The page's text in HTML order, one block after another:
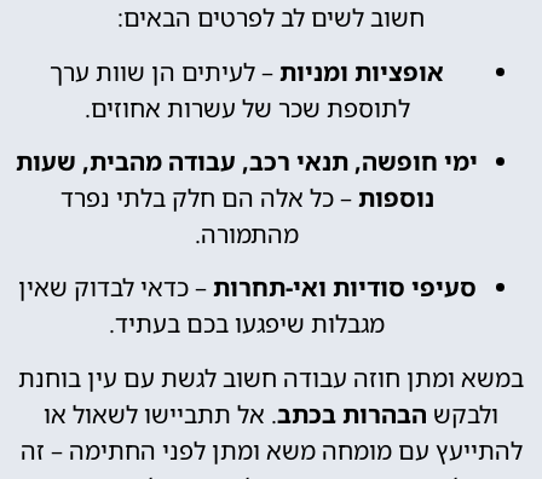
חשוב לשים לב לפרטים הבאים:
אופציות ומניות– לעיתים הן שוות ערך
לתוספת שכר של עשרות אחוזים.
ימי חופשה, תנאי רכב, עבודה מהבית, שעות
נוספות– כל אלה הם חלק בלתי נפרד
מהתמורה.
סעיפי סודיות ואי-תחרות– כדאי לבדוק שאין
מגבלות שיפגעו בכם בעתיד.
במשא ומתן חוזה עבודה חשוב לגשת עם עין בוחנת
ולבקש הבהרות בכתב. אל תתביישו לשאול או
להתייעץ עם מומחה משא ומתן לפני החתימה – זה